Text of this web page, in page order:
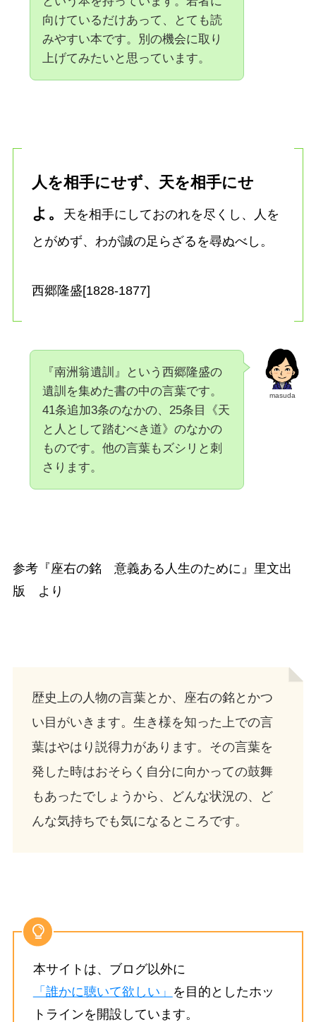
向けているだけあって、とても読
みやすい本です。別の機会に取り
上げてみたいと思っています。
人を相手にせず、天を相手にせ
よ。
天を相手にしておのれを尽くし、人を
とがめず、わが誠の足らざるを尋ぬべし。
西郷隆盛[1828-1877]
masuda
『南洲翁遺訓』という西郷隆盛の
遺訓を集めた書の中の言葉です。
41条追加3条のなかの、25条目《天
と人として踏むべき道》のなかの
ものです。他の言葉もズシリと刺
さります。
参考『座右の銘 意義ある人生のために』里文出
版 より
歴史上の人物の言葉とか、座右の銘とかつ
い目がいきます。生き様を知った上での言
葉はやはり説得力があります。その言葉を
発した時はおそらく自分に向かっての鼓舞
もあったでしょうから、どんな状況の、ど
んな気持ちでも気になるところです。
本サイトは、ブログ以外に
「誰かに聴いて欲しい」 を目的としたホッ
トラインを開設しています。